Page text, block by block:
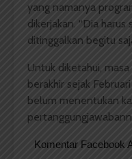
yang namanya
dikerjakan. “Dia
ditinggalkan begitu
Untuk diketahui,
berakhir sejak
belum menentukan
Komentar Facebook